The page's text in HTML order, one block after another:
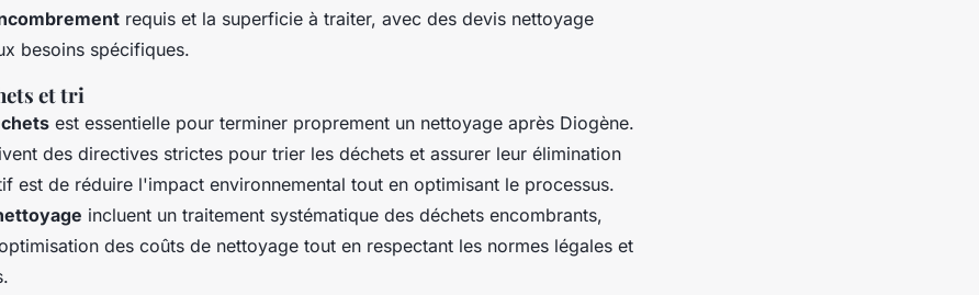
requis et la superficie à traiter, avec des devis nettoyage
besoins spécifiques.
et tri
est essentielle pour terminer proprement un nettoyage après Diogène.
des directives strictes pour trier les déchets et assurer leur élimination
est de réduire l'impact environnemental tout en optimisant le processus.
incluent un traitement systématique des déchets encombrants,
des coûts de nettoyage tout en respectant les normes légales et